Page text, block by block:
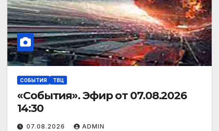
СОБЫТИЯ ТВЦ
«События». Эфир от 07.08.2026
14:30
07.08.2026 ADMIN